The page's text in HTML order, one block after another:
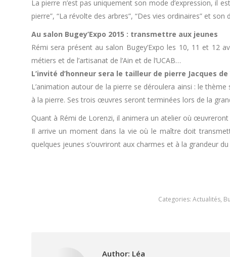
La pierre n’est pas uniquement son mode d’expression, il
pierre”, “La révolte des arbres”, “Des vies ordinaires” et
Au salon Bugey’Expo 2015 : transmettre aux jeunes
Rémi sera présent au salon Bugey’Expo les 10, 11 et 12
métiers et de l’artisanat de l’Ain et de l’UCAB…
L’invité d’honneur sera le tailleur de pierre Jacques de
L’animation autour de la pierre se déroulera ainsi : le
à la pierre. Ses trois œuvres seront terminées lors de la
Quant à Rémi de Lorenzi, il animera un atelier où
Il arrive un moment dans la vie où le maître doit
quelques jeunes s’ouvriront aux charmes et à la grandeur
Categories: Actualités,
Author: Léa